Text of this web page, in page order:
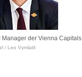
Manager der Vienna Capitals
/ Leo Vymlatil